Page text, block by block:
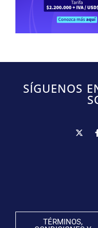
SÍGUENOS
TÉRMINOS,